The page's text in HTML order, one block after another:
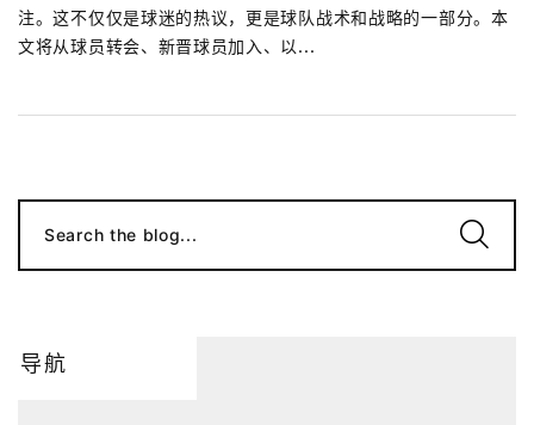
注。这不仅仅是球迷的热议，更是球队战术和战略的一部分。本
文将从球员转会、新晋球员加入、以...
Search the blog...
导航